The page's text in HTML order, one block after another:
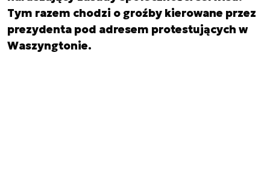
Tym razem chodzi o groźby kierowane przez
prezydenta pod adresem protestujących w
Waszyngtonie.